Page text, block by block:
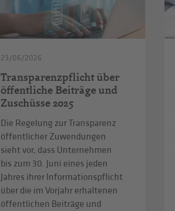
23/06/2026
Transparenzpflicht über
öffentliche Beiträge und
Zuschüsse 2025
Die Regelung zur Transparenz
öffentlicher Zuwendungen
sieht vor, dass Unternehmen
bis zum 30. Juni eines jeden
Jahres ihrer Informationspflicht
über die im Vorjahr erhaltenen
öffentlichen Beiträge und